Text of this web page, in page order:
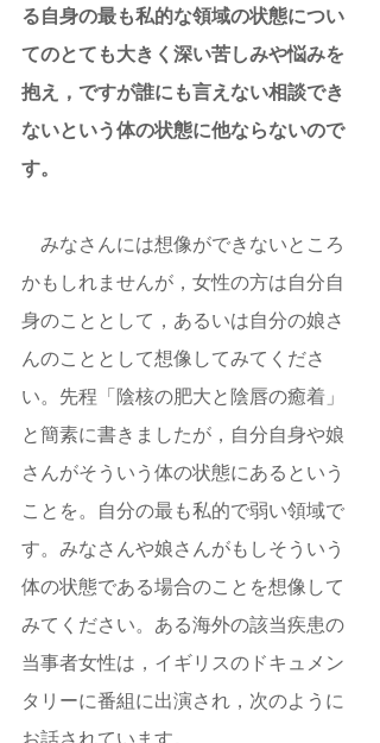
る自身の最も私的な領域の状態につい
てのとても大きく深い苦しみや悩みを
抱え，ですが誰にも言えない相談でき
ないという体の状態に他ならないので
す。
みなさんには想像ができないところ
かもしれませんが，女性の方は自分自
身のこととして，あるいは自分の娘さ
んのこととして想像してみてくださ
い。先程「陰核の肥大と陰唇の癒着」
と簡素に書きましたが，自分自身や娘
さんがそういう体の状態にあるという
ことを。自分の最も私的で弱い領域で
す。みなさんや娘さんがもしそういう
体の状態である場合のことを想像して
みてください。ある海外の該当疾患の
当事者女性は，イギリスのドキュメン
タリーに番組に出演され，次のように
お話されています。